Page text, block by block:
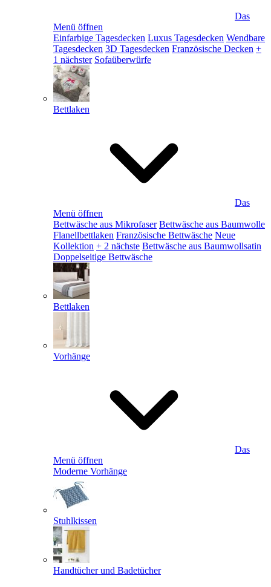
Das
Menü öffnen
Einfarbige Tagesdecken Luxus Tagesdecken Wendbare
Tagesdecken 3D Tagesdecken Französische Decken +
1 nächster Sofaüberwürfe
Bettlaken
Das
Menü öffnen
Bettwäsche aus Mikrofaser Bettwäsche aus Baumwolle
Flanellbettlaken Französische Bettwäsche Neue
Kollektion + 2 nächste Bettwäsche aus Baumwollsatin
Doppelseitige Bettwäsche
Bettlaken
Vorhänge
Das
Menü öffnen
Moderne Vorhänge
Stuhlkissen
Handtücher und Badetücher